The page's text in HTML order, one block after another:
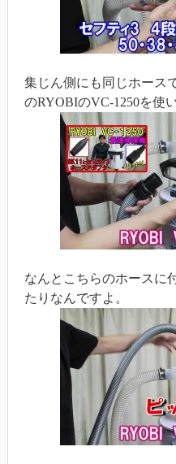
集じん側にも同じホース
のRYOBIのVC-1250を使
なんとこちらのホースに
たりなんですよ。